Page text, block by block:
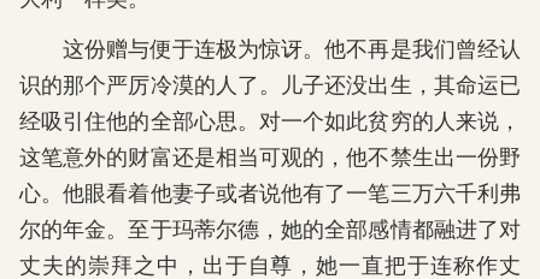
这份赠与便于连极为惊讶。他不再是我们曾经认
识的那个严厉冷漠的人了。儿子还没出生，其命运已
经吸引住他的全部心思。对一个如此贫穷的人来说，
这笔意外的财富还是相当可观的，他不禁生出一份野
心。他眼看着他妻子或者说他有了一笔三万六千利弗
尔的年金。至于玛蒂尔德，她的全部感情都融进了对
丈夫的崇拜之中，出于自尊，她一直把于连称作丈